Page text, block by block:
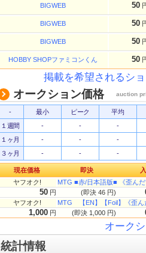
BIGWEB 50
BIGWEB 50
BIGWEB 50
HOBBY SHOPファミコンくん 50
掲載を希望されるシ
オークション価格 auction
- 最小 ピーク
平均
１週間
- -
-
１ヶ月
- -
-
３ヶ月
- - -
現在価格 即決
ヤフオク!
MTG ■赤/日本語版■ 《歪ん
50 円 (即決 46 円)
ヤフオク! MTG 【EN】【Foil】《歪ん
1,000 円 (即決 1,000 円)
オーク
統計情報